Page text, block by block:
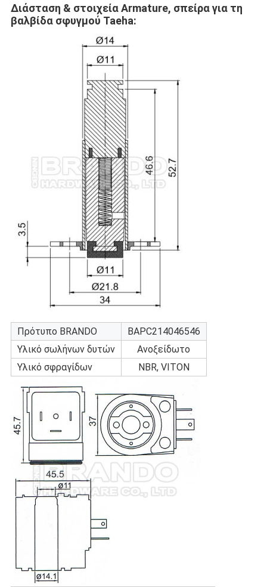
Διάσταση & στοιχεία Armature, σπείρα για τη
βαλβίδα σφυγμού Taeha:
Πρότυπο BRANDO
BAPC214046546
Υλικό σωλήνων δυτών
Ανοξείδωτο
Υλικό σφραγίδων
NBR, VITON